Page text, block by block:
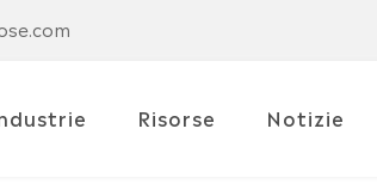
Risorse Notizie